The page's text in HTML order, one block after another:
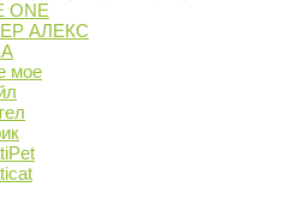
ONE
АЛЕКС
мое